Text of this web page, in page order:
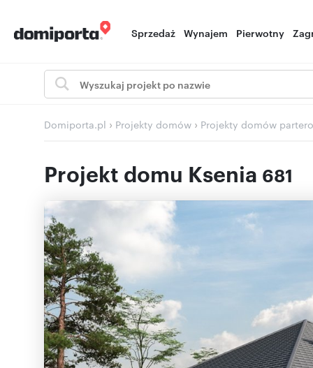
Sprzedaż Wynajem Pierwotny
Domiporta.pl › Projekty domów › Projekty domów
Projekt domu Ksenia 681